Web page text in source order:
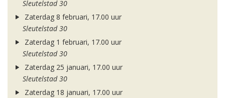
Sleutelstad 30
Zaterdag 8 februari, 17.00 uur
Sleutelstad 30
Zaterdag 1 februari, 17.00 uur
Sleutelstad 30
Zaterdag 25 januari, 17.00 uur
Sleutelstad 30
Zaterdag 18 januari, 17.00 uur